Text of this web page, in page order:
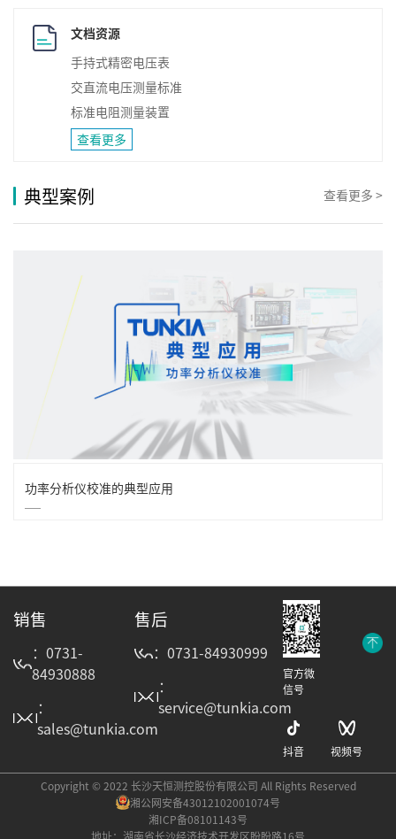
文档资源
手持式精密电压表
交直流电压测量标准
标准电阻测量装置
查看更多
典型案例 查看更多 >
功率分析仪校准的典型应用
销售
：0731-
84930888
：
sales@tunkia.com
售后
：0731-84930999
：
service@tunkia.com
官方微
信号
抖音 视频号
Copyright © 2022 长沙天恒测控股份有限公司 All Rights Reserved
湘公网安备43012102001074号
湘ICP备08101143号
地址：湖南省长沙经济技术开发区盼盼路16号